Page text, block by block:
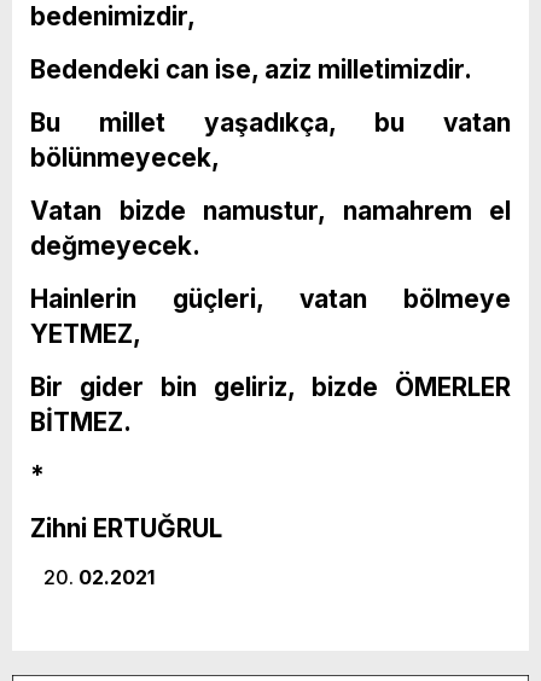
bedenimizdir,
Bedendeki can ise, aziz milletimizdir.
Bu millet yaşadıkça, bu vatan
bölünmeyecek,
Vatan bizde namustur, namahrem el
değmeyecek.
Hainlerin güçleri, vatan bölmeye
YETMEZ,
Bir gider bin geliriz, bizde ÖMERLER
BİTMEZ.
*
Zihni ERTUĞRUL
02.2021